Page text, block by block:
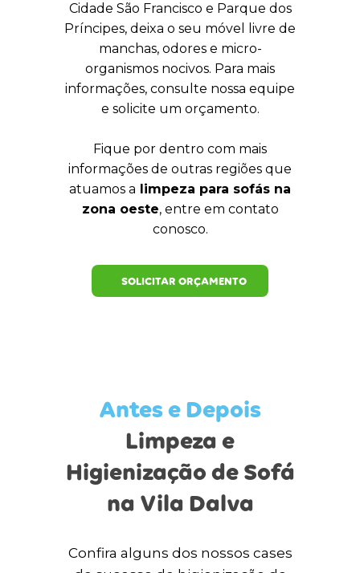
Cidade São Francisco e Parque dos
Príncipes, deixa o seu móvel livre de
manchas, odores e micro-
organismos nocivos. Para mais
informações, consulte nossa equipe
e solicite um orçamento.
Fique por dentro com mais
informações de outras regiões que
atuamos a limpeza para sofás na
zona oeste, entre em contato
conosco.
SOLICITAR ORÇAMENTO
Antes e Depois
Limpeza e
Higienização de Sofá
na Vila Dalva
Confira alguns dos nossos cases